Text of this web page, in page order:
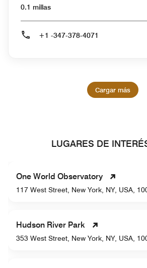
0.1 millas
+1 -347-378-4071
Cargar más
LUGARES DE
One World Observatory
117 West Street, New York, NY, USA,
Hudson River Park
353 West Street, New York, NY, USA,